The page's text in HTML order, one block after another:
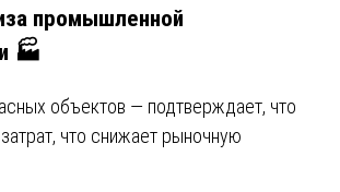
промышленной
🏭
объектов — подтверждает, что
что снижает рыночную